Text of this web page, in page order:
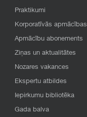
Praktikumi
Korporatīvās apmācības
Apmācību abonements
Ziņas un aktualitātes
Nozares vakances
Ekspertu atbildes
Iepirkumu bibliotēka
Gada balva